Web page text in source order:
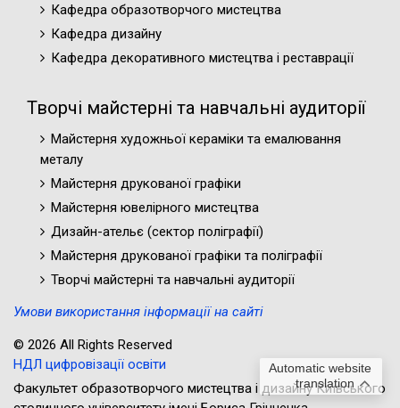
Automatic website
translation
Кафедра образотворчого мистецтва
Кафедра дизайну
Кафедра декоративного мистецтва і реставрації
Творчі майстерні та навчальні аудиторії
Майстерня художньої кераміки та емалювання
металу
Майстерня друкованої графіки
Майстерня ювелірного мистецтва
Дизайн-ательє (cектор поліграфії)
Майстерня друкованої графіки та поліграфії
Творчі майстерні та навчальні аудиторії
Умови використання інформації на сайті
© 2026 All Rights Reserved
НДЛ цифровізації освіти
Факультет образотворчого мистецтва і дизайну Київського